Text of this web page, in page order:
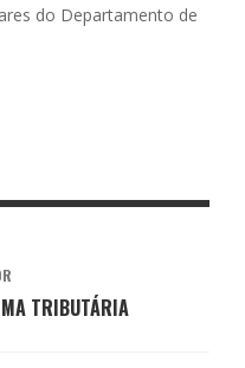
do Departamento de
TRIBUTÁRIA